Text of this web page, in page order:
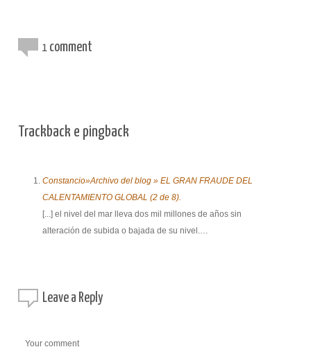
1 comment
Trackback e pingback
Constancio»Archivo del blog » EL GRAN FRAUDE DEL
CALENTAMIENTO GLOBAL (2 de 8).
[...] el nivel del mar lleva dos mil millones de años sin
alteración de subida o bajada de su nivel.…
Leave a Reply
Your comment